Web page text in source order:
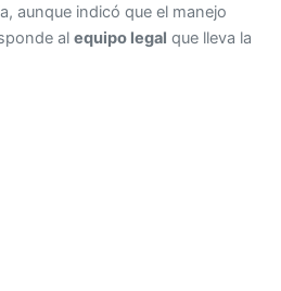
aunque indicó que el manejo
alequipo legal que lleva la